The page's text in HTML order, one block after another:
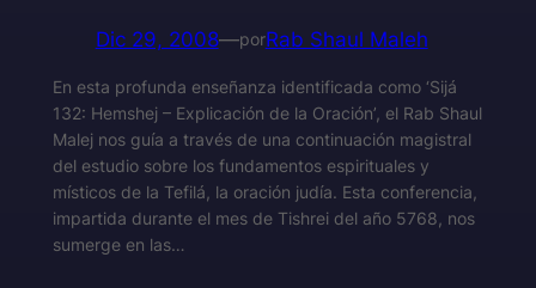
Dic 29, 2008—porRab Shaul Maleh
En esta profunda enseñanza identificada como ‘Sijá
132: Hemshej – Explicación de la Oración’, el Rab Shaul
Malej nos guía a través de una continuación magistral
del estudio sobre los fundamentos espirituales y
místicos de la Tefilá, la oración judía. Esta conferencia,
impartida durante el mes de Tishrei del año 5768, nos
sumerge en las…